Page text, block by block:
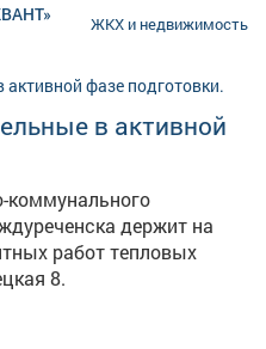
из-за спора между
и коммунальной
электроэнергии.
платят за воду,
без ресурса. В
округа
что ситуация на
на место. –
башни к
выполнены
– отметили в
ЖКХ и недвижимость
в активной
держит на
работ тепловых
8.